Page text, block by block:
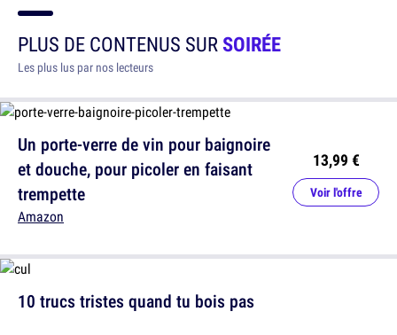
PLUS DE CONTENUS SURSOIRÉE
Les plus lus par nos lecteurs
Un porte-verre de vin pour baignoire
et douche, pour picoler en faisant
trempette
Amazon
13,99 €
Voir l'offre
10 trucs tristes quand tu bois pas